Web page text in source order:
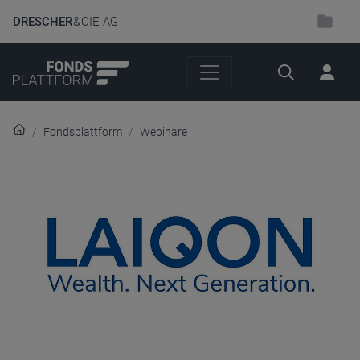
DRESCHER& CIE AG
Suche
Fondsplattform Webinare